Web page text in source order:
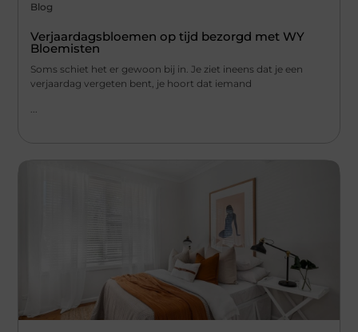
Blog
Verjaardagsbloemen op tijd bezorgd met WY
Bloemisten
Soms schiet het er gewoon bij in. Je ziet ineens dat je een
verjaardag vergeten bent, je hoort dat iemand
...